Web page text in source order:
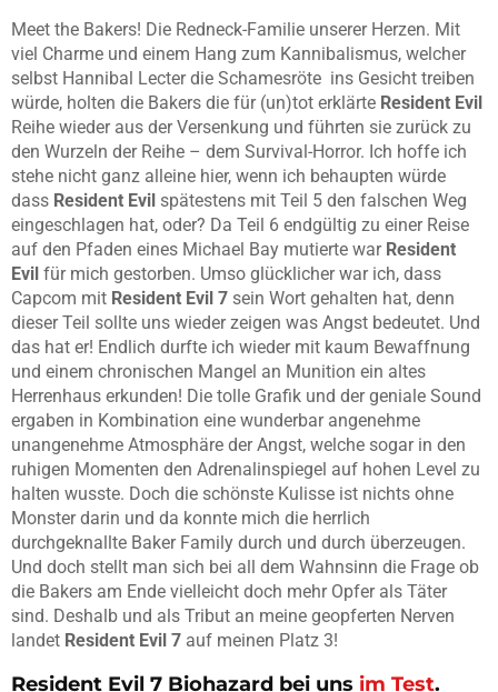
Meet the Bakers! Die Redneck-Familie unserer Herzen. Mit
viel Charme und einem Hang zum Kannibalismus, welcher
selbst Hannibal Lecter die Schamesröte ins Gesicht treiben
würde, holten die Bakers die für (un)tot erklärte Resident Evil
Reihe wieder aus der Versenkung und führten sie zurück zu
den Wurzeln der Reihe – dem Survival-Horror. Ich hoffe ich
stehe nicht ganz alleine hier, wenn ich behaupten würde
dass Resident Evil spätestens mit Teil 5 den falschen Weg
eingeschlagen hat, oder? Da Teil 6 endgültig zu einer Reise
auf den Pfaden eines Michael Bay mutierte warResident
Evil für mich gestorben. Umso glücklicher war ich, dass
Capcom mit Resident Evil 7 sein Wort gehalten hat, denn
dieser Teil sollte uns wieder zeigen was Angst bedeutet. Und
das hat er! Endlich durfte ich wieder mit kaum Bewaffnung
und einem chronischen Mangel an Munition ein altes
Herrenhaus erkunden! Die tolle Grafik und der geniale Sound
ergaben in Kombination eine wunderbar angenehme
unangenehme Atmosphäre der Angst, welche sogar in den
ruhigen Momenten den Adrenalinspiegel auf hohen Level zu
halten wusste. Doch die schönste Kulisse ist nichts ohne
Monster darin und da konnte mich die herrlich
durchgeknallte Baker Family durch und durch überzeugen.
Und doch stellt man sich bei all dem Wahnsinn die Frage ob
die Bakers am Ende vielleicht doch mehr Opfer als Täter
sind. Deshalb und als Tribut an meine geopferten Nerven
landet Resident Evil 7 auf meinen Platz 3!
Resident Evil 7 Biohazard bei uns im Test.